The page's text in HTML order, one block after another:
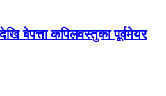
बेपत्ता कपिलवस्तुका पूर्वमेयर